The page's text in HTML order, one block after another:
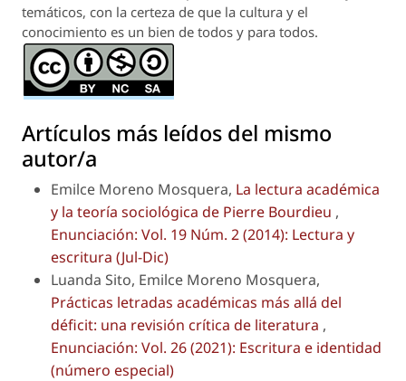
temáticos, con la certeza de que la cultura y el
conocimiento es un bien de todos y para todos.
Artículos más leídos del mismo
autor/a
Emilce Moreno Mosquera, La lectura académica
y la teoría sociológica de Pierre Bourdieu ,
Enunciación: Vol. 19 Núm. 2 (2014): Lectura y
escritura (Jul-Dic)
Luanda Sito, Emilce Moreno Mosquera,
Prácticas letradas académicas más allá del
déficit: una revisión crítica de literatura ,
Enunciación: Vol. 26 (2021): Escritura e identidad
(número especial)